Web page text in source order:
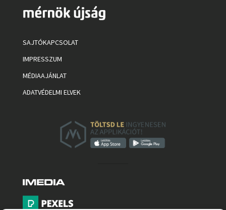
SAJTÓKAPCSOLAT
IMPRESSZUM
MÉDIAAJÁNLAT
ADATVÉDELMI ELVEK